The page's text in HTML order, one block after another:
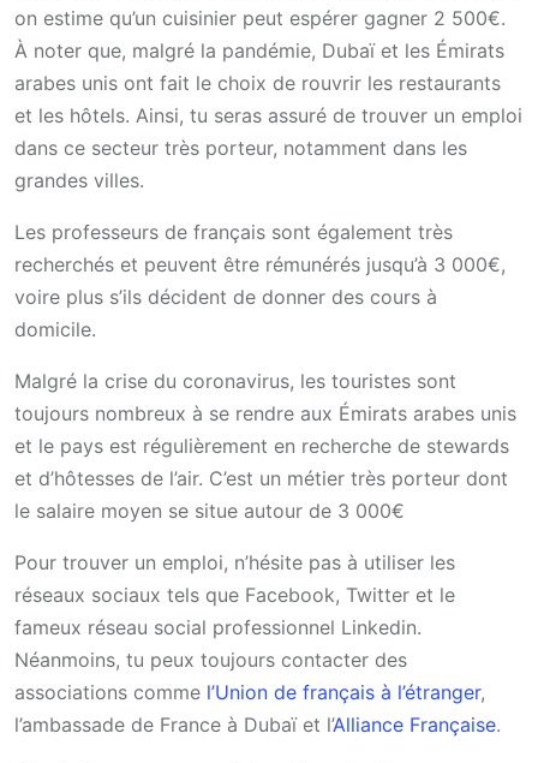
on estime qu’un cuisinier peut espérer gagner 2 500€.
À noter que, malgré la pandémie, Dubaï et les Émirats
arabes unis ont fait le choix de rouvrir les restaurants
et les hôtels. Ainsi, tu seras assuré de trouver un emploi
dans ce secteur très porteur, notamment dans les
grandes villes.
Les professeurs de français sont également très
recherchés et peuvent être rémunérés jusqu’à 3 000€,
voire plus s’ils décident de donner des cours à
domicile.
Malgré la crise du coronavirus, les touristes sont
toujours nombreux à se rendre aux Émirats arabes unis
et le pays est régulièrement en recherche de stewards
et d’hôtesses de l’air. C’est un métier très porteur dont
le salaire moyen se situe autour de 3 000€
Pour trouver un emploi, n’hésite pas à utiliser les
réseaux sociaux tels que Facebook, Twitter et le
fameux réseau social professionnel Linkedin.
Néanmoins, tu peux toujours contacter des
associations comme l’Union de français à l’étranger,
l’ambassade de France à Dubaï et l’Alliance Française.